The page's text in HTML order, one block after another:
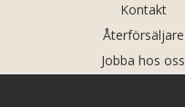
Kontakt
Återförsäljare
Jobba hos oss